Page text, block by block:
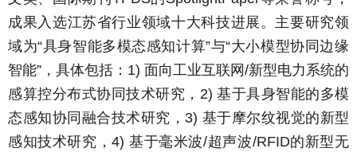
成果入选江苏省行业领域十大科技进展。主要研究领
域为“具身智能多模态感知计算”与“大小模型协同边缘
智能”，具体包括：1) 面向工业互联网/新型电力系统的
感算控分布式协同技术研究，2) 基于具身智能的多模
态感知协同融合技术研究，3) 基于摩尔纹视觉的新型
感知技术研究，4) 基于毫米波/超声波/RFID的新型无